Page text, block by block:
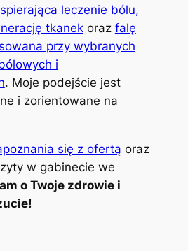
leczenie bólu,
tkanekoraz falę
przy wybranych
i
. Moje podejście jest
i zorientowane na
się z ofertą oraz
w gabinecie we
o Twoje zdrowie i